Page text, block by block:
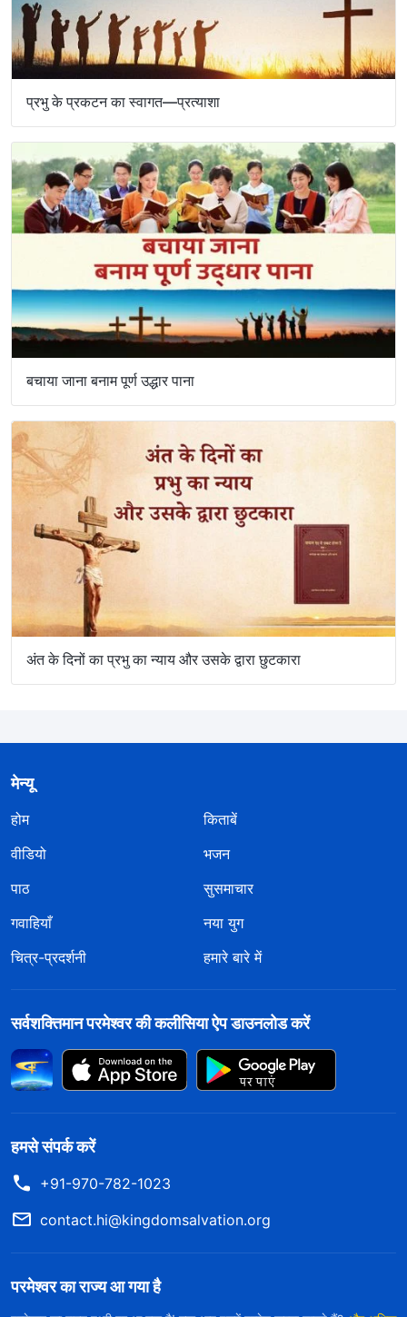
प्रभु के प्रकटन का स्वागत—प्रत्याशा
बचाया जाना बनाम पूर्ण उद्धार पाना
अंत के दिनों का प्रभु का न्याय और उसके द्वारा छुटकारा
मेन्यू
होम
किताबें
वीडियो
भजन
पाठ
सुसमाचार
गवाहियाँ
नया युग
चित्र-प्रदर्शनी
हमारे बारे में
सर्वशक्तिमान परमेश्वर की कलीसिया ऐप डाउनलोड करें
हमसे संपर्क करें
+91-970-782-1023
contact.hi@kingdomsalvation.org
परमेश्वर का राज्य आ गया है